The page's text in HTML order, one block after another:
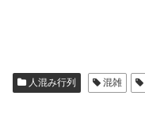
人混み行列 混雑